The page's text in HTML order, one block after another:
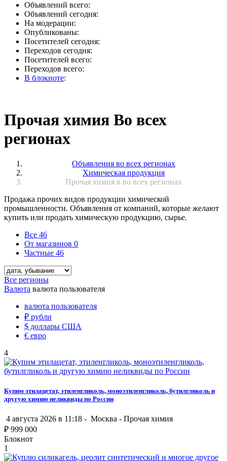
Объявлений всего:
Объявлений сегодня:
На модерации:
Опубликованы:
Посетителей сегодня:
Переходов сегодня:
Посетителей всего:
Переходов всего:
В блокноте:
Прочая химия Во всех
регионах
Объявления во всех регионах
Химическая продукция
Прочая химия в во всех регионах
Продажа прочих видов продукции химической
промышленности. Объявления от компаний, которые желают
купить или продать химическую продукцию, сырье.
Все 46
От магазинов 0
Частные 46
Все регионы
Валюта валюта пользователя
валюта пользователя
₽ рубли
$ доллары США
€ евро
4
Купим этилацетат, этиленгликоль, моноэтиленгликоль, бутилгликоль и
другую химию неликвиды по России
4 августа 2026 в 11:18 - Москва - Прочая химия
₽ 999 000
Блокнот
1